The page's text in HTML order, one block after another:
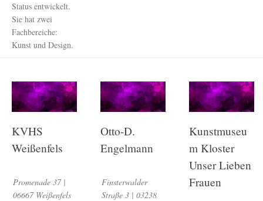
Status entwickelt.
Sie hat zwei
Fachbereiche:
Kunst und Design.
KVHS
Weißenfels
Promenade 37 |
06667 Weißenfels
Otto-D.
Engelmann
Finsterwalder
Straße 3 | 03238
Kunstmuseu
m Kloster
Unser Lieben
Frauen